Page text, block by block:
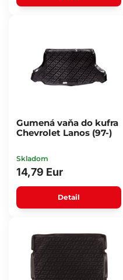
Gumená vaňa do kufra
Chevrolet Lanos (97-)
Skladom
14,79 Eur
Detail